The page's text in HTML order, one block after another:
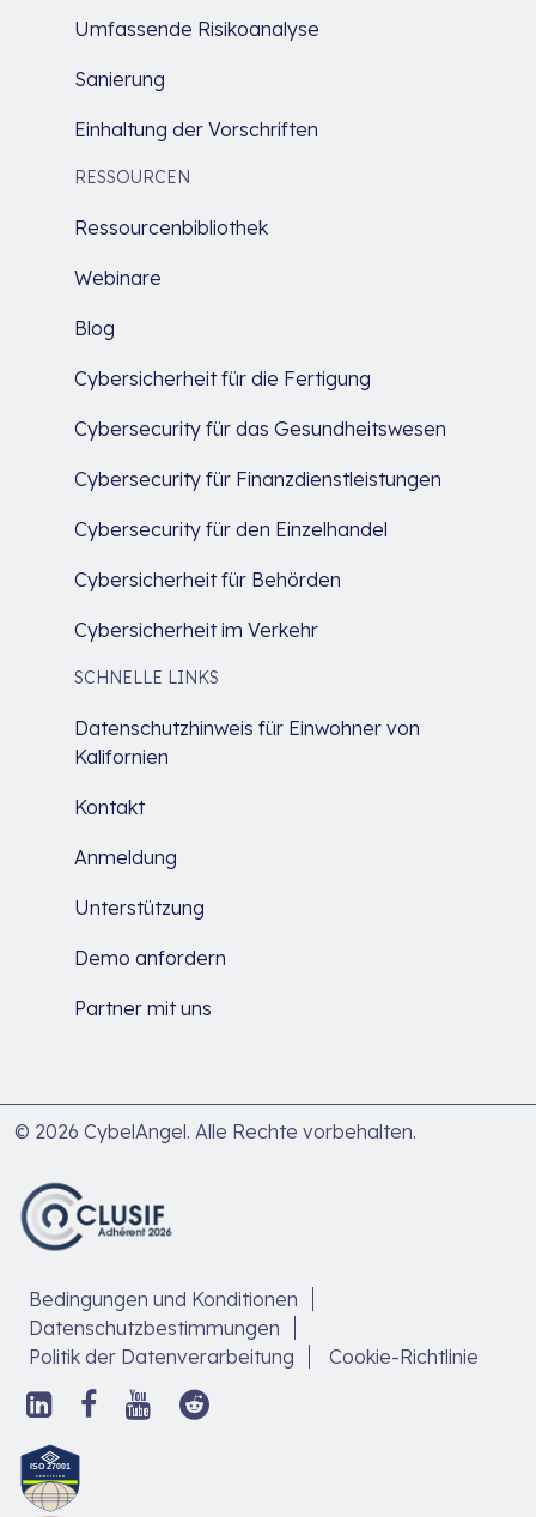
Umfassende Risikoanalyse
Sanierung
Einhaltung der Vorschriften
RESSOURCEN
Ressourcenbibliothek
Webinare
Blog
Cybersicherheit für die Fertigung
Cybersecurity für das Gesundheitswesen
Cybersecurity für Finanzdienstleistungen
Cybersecurity für den Einzelhandel
Cybersicherheit für Behörden
Cybersicherheit im Verkehr
SCHNELLE LINKS
Datenschutzhinweis für Einwohner von
Kalifornien
Kontakt
Anmeldung
Unterstützung
Demo anfordern
Partner mit uns
© 2026 CybelAngel. Alle Rechte vorbehalten.
Bedingungen und Konditionen
Datenschutzbestimmungen
Politik der Datenverarbeitung
Cookie-Richtlinie
Folgen
Sie
uns
auf
LinkedIn,
Folge
uns
Folgen
Sie
Folgen
Entdecken
Sie
unseren